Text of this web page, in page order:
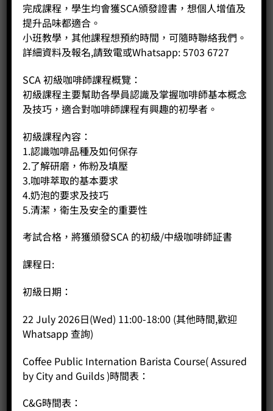
1. 研磨度跟沖煮方法之配對
對於不同的咖啡之沖煮方法，是有需要跟不同的研磨度相對
小)；如果是虹吸壺，那就適合作細研磨；至於法式濾壓壺，
就需要作粗研磨。研磨的秘訣，在於大小要均一，還要有適
當的顆粒度。如果客人是經營咖啡店、餐廳等，除了因應其
調咖啡前才作豆子研磨，這樣可令其最佳風味釋放出來。
2. 了解手沖咖啡技巧
習，當中水溫為攝氏90度，而咖啡粉末跟水的比例會為1比
為兩倍的水作半分鐘悶蒸，接著以近似日文字形「の」不間
好好利用咖啡批發產品 成就至佳咖啡拼配
完成課程，學生均會獲SCA頒發證書，想個人增值及
提升品味都適合。
小班教學，其他課程想預約時間，可隨時聯絡我們。
詳細資料及報名,請致電或Whatsapp: 5703 6727
SCA 初級咖啡師課程概覽：
初級課程主要幫助各學員認識及掌握咖啡師基本概念
及技巧，適合對咖啡師課程有興趣的初學者。
初級課程內容：
1.認識咖啡品種及如何保存
2.了解研磨，佈粉及填壓
3.咖啡萃取的基本要求
4.奶泡的要求及技巧
5.清潔，衛生及安全的重要性
考試合格，將獲頒發SCA 的初級/中級咖啡師証書
課程日:
初級日期：
22 July 2026日(Wed) 11:00-18:00 (其他時間,歡迎
Whatsapp 查詢)
Coffee Public Internation Barista Course( Assured
by City and Guilds )時間表：
C&G時間表：